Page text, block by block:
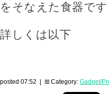
をそなえた食器です
詳しくは以下
posted 07:52 | Category: Gadget/